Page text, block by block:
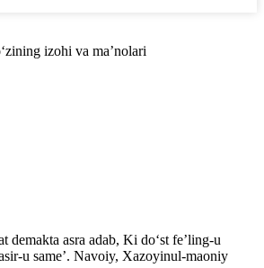
izohi va ma’nolari
demakta asra adab, Ki doʻst feʼling-u
u sameʼ. Navoiy, Xazoyinul-maoniy